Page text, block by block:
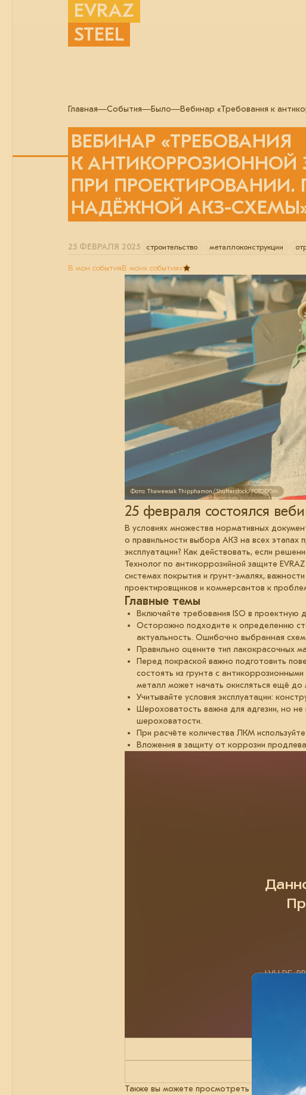
EVRAZ
STEEL
Главная События Было Вебинар «Требования к
ВЕБИНАР «ТРЕБОВАНИЯ
К АНТИКОРРОЗИОННОЙ
ПРИ ПРОЕКТИРОВАНИИ.
НАДЁЖНОЙ АКЗ-
25 ФЕВРАЛЯ 2025 строительство металлоконструкции
В мои событияВ моих событиях
Фото: Thaweesak Thipphamon/Shutterstock/FOTODOM
25 февраля состоялся
В условиях множества нормативных
о правильности выбора АКЗ на всех этапах
эксплуатации? Как действовать, если
Технолог по антикоррозийной защите
системах покрытия и грунт-эмалях,
проектировщиков и коммерсантов к
Главные темы
Включайте требования ISO в проектную
Осторожно подходите к определению
актуальность. Ошибочно выбранная
Правильно оцените тип лакокрасочных
Перед покраской важно подготовить
состоять из грунта с
металл может начать окисляться ещё
Учитывайте условия эксплуатации:
Шероховатость важна для адгезии, но
шероховатости.
При расчёте количества ЛКМ
Вложения в защиту от коррозии
Также вы можете просмотреть презентацию